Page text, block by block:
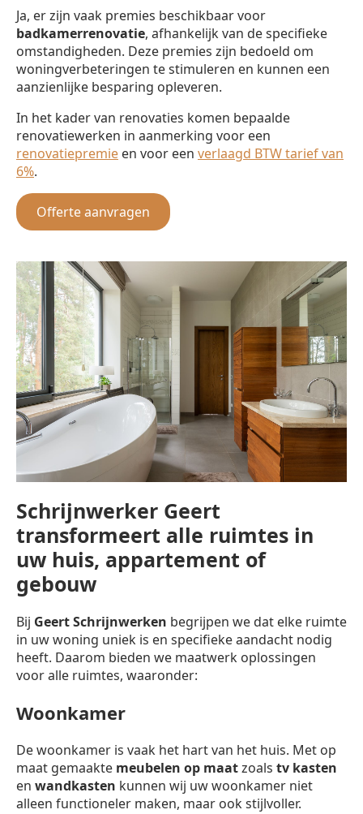
Ja, er zijn vaak premies beschikbaar voor
badkamerrenovatie, afhankelijk van de specifieke
omstandigheden. Deze premies zijn bedoeld om
woningverbeteringen te stimuleren en kunnen een
aanzienlijke besparing opleveren.
In het kader van renovaties komen bepaalde
renovatiewerken in aanmerking voor een
renovatiepremie en voor een verlaagd BTW tarief van
6%.
Offerte aanvragen
Schrijnwerker Geert
transformeert alle ruimtes in
uw huis, appartement of
gebouw
Bij Geert Schrijnwerken begrijpen we dat elke ruimte
in uw woning uniek is en specifieke aandacht nodig
heeft. Daarom bieden we maatwerk oplossingen
voor alle ruimtes, waaronder:
Woonkamer
De woonkamer is vaak het hart van het huis. Met op
maat gemaakte meubelen op maatzoals tv kasten
en wandkasten kunnen wij uw woonkamer niet
alleen functioneler maken, maar ook stijlvoller.